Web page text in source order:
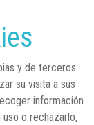
Farmacia: un
ha adaptado a
y de terceros
su visita a sus
información
o rechazarlo,